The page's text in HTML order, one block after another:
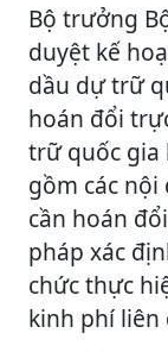
Bộ trưởng
duyệt kế
dầu dự trữ
hoán đổi
trữ quốc gia
gồm các
cần hoán
pháp xác
chức thực
kinh phí liên